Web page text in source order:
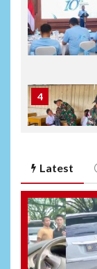
4
5
Latest